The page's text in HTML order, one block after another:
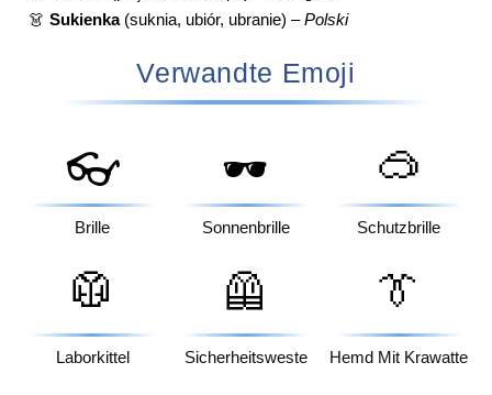
👗 Sukienka(suknia, ubiór, ubranie) –Polski
Verwandte Emoji
👓
Brille
🕶️
Sonnenbrille
🥽
Schutzbrille
🥼
Laborkittel
🦺
Sicherheitsweste
👔
Hemd Mit Krawatte